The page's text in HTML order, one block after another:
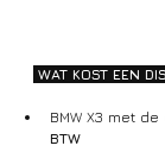
BMW X3 met de
BTW